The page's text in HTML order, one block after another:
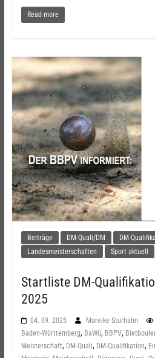
Read more
Beiträge DM-Quali/DM
DM-
Landesmeisterschaften
Sport aktuell
Startliste DM-
2025
04. 09. 2025 Mareike Sturhahn
Baden-Württemberg, BaWü, BBPV,
Meisterschaft, DM-Quali, DM-Qualifikation,